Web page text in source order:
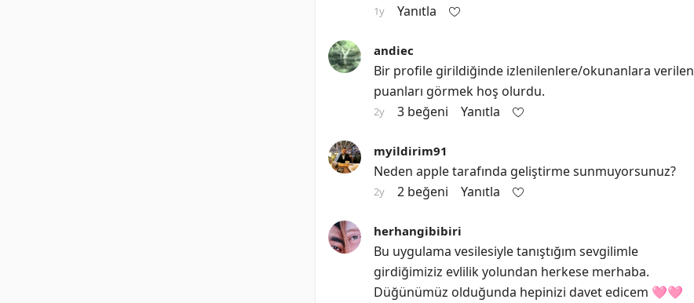
1y Yanıtla
andiec
Bir profile girildiğinde izlenilenlere/okunanlara verilen
puanları görmek hoş olurdu.
2y 3 beğeni Yanıtla
myildirim91
Neden apple tarafında geliştirme sunmuyorsunuz?
2y 2 beğeni Yanıtla
herhangibibiri
Bu uygulama vesilesiyle tanıştığım sevgilimle
girdiğimiziz evlilik yolundan herkese merhaba.
Düğünümüz olduğunda hepinizi davet edicem 🩷🩷